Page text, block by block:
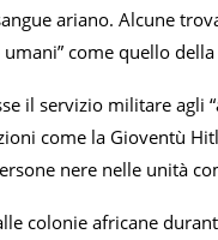
ariano. Alcune
come quello
il servizio militare agli
come la Gioventù
nere nelle unità
colonie africane